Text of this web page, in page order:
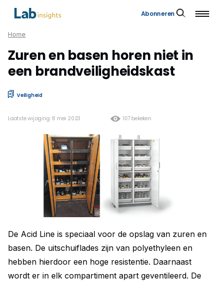
Abonneren
Home
Zuren en basen horen niet in
een brandveiligheidskast
Veiligheid
107 bekeken
Laatste wijziging: 8 mei 2023
De Acid Line is speciaal voor de opslag van zuren en
basen. De uitschuiflades zijn van polyethyleen en
hebben hierdoor een hoge resistentie. Daarnaast
wordt er in elk compartiment apart geventileerd. De